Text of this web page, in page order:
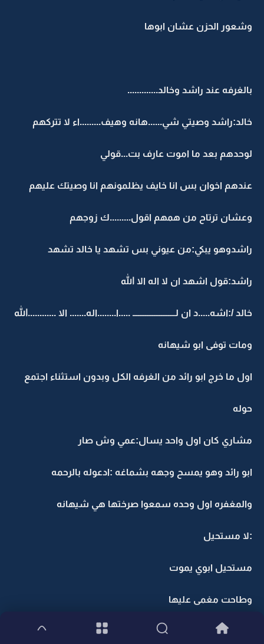
وشعور الحزن عشان ابوها
بالغرفه عند راشد وخالد.............
خالد:راشد وصيتي شي......هانه وهيف.........اء لا تتركهم
لوحدهم بعد ما اموت عارف بت...قولي
عندهم اخوان بس انا خايف يظلمونهم انا وصيتك عليهم
وعشان ترتاح من همهم اقول.........ك زوجهم
راشدوهو يبكي:من عيوني بس تشهد يا خالد تشهد
راشد:قول اشهد ان لا اله الا الله
خالد /:اشه.....د ان لــــــــــــــــــــــــ .....ا........اله....... الا ............الله
ومات توفى ابو شيهانه
اول ما خرج ابو رائد من الغرفه الكل وبدون استثناء اجتمع
حوله
مشاري كان اول واحد يسال:عمي وش صار
ابو رائد وهو يمسح وجهه بشماغه :ادعوله بالرحمه
والمغفره اول وحده سمعوا صرختها هي شيهانه
:لا مستحيل
مستحيل ابوي يموت
وطاحت مغمى عليها